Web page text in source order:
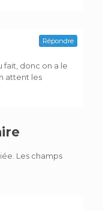
fait, donc on a le
attent les
Répondre
Les champs